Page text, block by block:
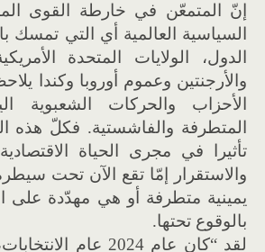
إنّ المتمعّن في خارطة القوى
السياسية العالمية أي التي تمسك
الدول، الولايات المتحدة
والأرجنتين وعموم أوروبا وكندا
الأحزاب والحركات الشعبوية
المتطرفة والفاشستية. فكلّ هذه
تأثيرا في مجرى الحياة
والاستقرار إمّا تقع الآن تحت
يمينية متطرفة أو هي مهدّدة على
بالوقوع تحتها.